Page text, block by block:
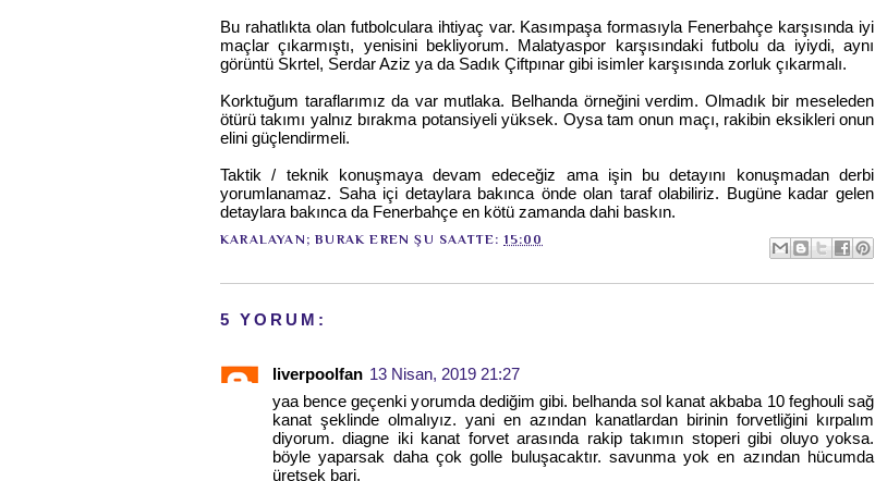
Bu rahatlıkta olan futbolculara ihtiyaç var. Kasımpaşa formasıyla Fenerbahçe karşısında iyi
maçlar çıkarmıştı, yenisini bekliyorum. Malatyaspor karşısındaki futbolu da iyiydi, aynı
görüntü Skrtel, Serdar Aziz ya da Sadık Çiftpınar gibi isimler karşısında zorluk çıkarmalı.
Korktuğum taraflarımız da var mutlaka. Belhanda örneğini verdim. Olmadık bir meseleden
ötürü takımı yalnız bırakma potansiyeli yüksek. Oysa tam onun maçı, rakibin eksikleri onun
elini güçlendirmeli.
Taktik / teknik konuşmaya devam edeceğiz ama işin bu detayını konuşmadan derbi
yorumlanamaz. Saha içi detaylara bakınca önde olan taraf olabiliriz. Bugüne kadar gelen
detaylara bakınca da Fenerbahçe en kötü zamanda dahi baskın.
KARALAYAN;BURAK EREN ŞU SAATTE:15:00
5 YORUM:
liverpoolfan 13 Nisan, 2019 21:27
yaa bence geçenki yorumda dediğim gibi. belhanda sol kanat akbaba 10 feghouli sağ
kanat şeklinde olmalıyız. yani en azından kanatlardan birinin forvetliğini kırpalım
diyorum. diagne iki kanat forvet arasında rakip takımın stoperi gibi oluyo yoksa.
böyle yaparsak daha çok golle buluşacaktır. savunma yok en azından hücumda
üretsek bari.